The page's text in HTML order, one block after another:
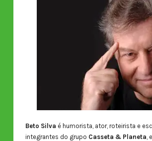
Beto Silva é humorista, ator, roteirista e
integrantes do grupo Casseta & Planeta